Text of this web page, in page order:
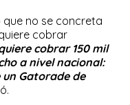
que no se concreta
cobrar
cobrar 150 mil
a nivel nacional:
Gatorade de